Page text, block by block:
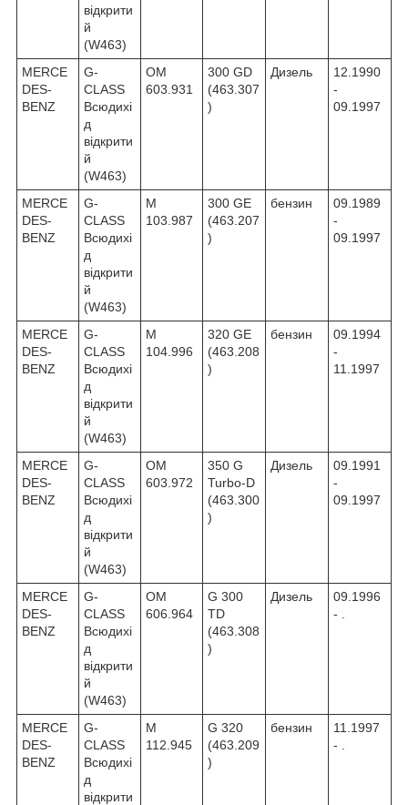
відкрити
й
(W463)
MERCE
DES-
BENZ
G-
CLASS
Всюдихі
д
відкрити
й
(W463)
OM
603.931
300 GD
(463.307
)
Дизель
12.1990
-
09.1997
MERCE
DES-
BENZ
G-
CLASS
Всюдихі
д
відкрити
й
(W463)
M
103.987
300 GE
(463.207
)
бензин
09.1989
-
09.1997
MERCE
DES-
BENZ
G-
CLASS
Всюдихі
д
відкрити
й
(W463)
M
104.996
320 GE
(463.208
)
бензин
09.1994
-
11.1997
MERCE
DES-
BENZ
G-
CLASS
Всюдихі
д
відкрити
й
(W463)
OM
603.972
350 G
Turbo-D
(463.300
)
Дизель
09.1991
-
09.1997
MERCE
DES-
BENZ
G-
CLASS
Всюдихі
д
відкрити
й
(W463)
OM
606.964
G 300
TD
(463.308
)
Дизель
09.1996
- .
MERCE
DES-
BENZ
G-
CLASS
Всюдихі
д
відкрити
M
112.945
G 320
(463.209
)
бензин
11.1997
- .